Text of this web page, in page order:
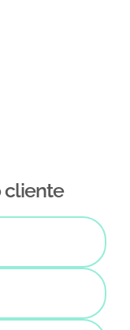
cliente